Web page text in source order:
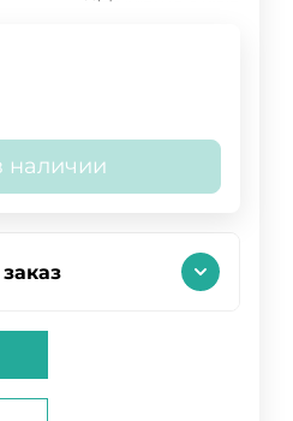
наличии